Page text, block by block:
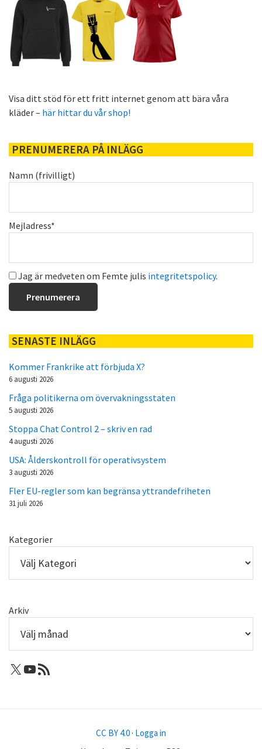
Visa ditt stöd för ett fritt internet genom att bära våra
kläder – här hittar du vår shop!
PRENUMERERA PÅ INLÄGG
Namn (frivilligt)
Mejladress*
Jag är medveten om Femte julis integritetspolicy.
SENASTE INLÄGG
Kommer Frankrike att förbjuda X?
6 augusti 2026
Fråga politikerna om övervakningsstaten
5 augusti 2026
Stoppa Chat Control 2 – skriv en rad
4 augusti 2026
USA: Ålderskontroll för operativsystem
3 augusti 2026
Fler EU-regler som kan begränsa yttrandefriheten
31 juli 2026
Kategorier
Arkiv
X: Femtejuli
Youtube
RSS-flöde
CC BY 4.0 · Logga in